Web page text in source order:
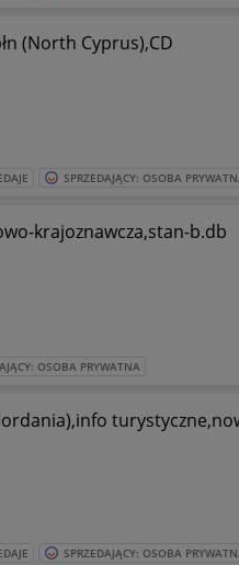
(North Cyprus),CD
SPRZEDAJĄCY: OSOBA
krajoznawcza,stan-b.db
OSOBA PRYWATNA
SPRZEDAJĄCY: OSOBA